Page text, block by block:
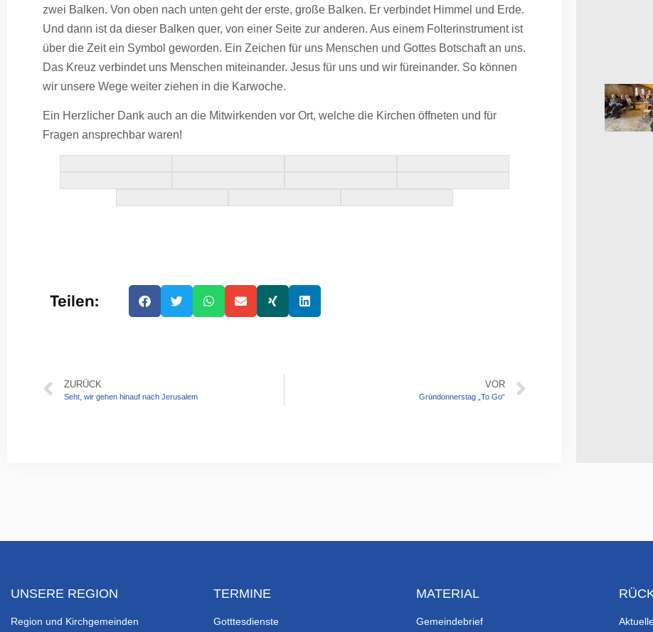
zwei Balken. Von oben nach unten geht der erste, große Balken. Er verbindet Himmel und Erde.
Und dann ist da dieser Balken quer, von einer Seite zur anderen. Aus einem Folterinstrument ist
über die Zeit ein Symbol geworden. Ein Zeichen für uns Menschen und Gottes Botschaft an uns.
Das Kreuz verbindet uns Menschen miteinander. Jesus für uns und wir füreinander. So können
wir unsere Wege weiter ziehen in die Karwoche.
Ein Herzlicher Dank auch an die Mitwirkenden vor Ort, welche die Kirchen öffneten und für
Fragen ansprechbar waren!
Teilen:
ZURÜCK
Seht, wir gehen hinauf nach Jerusalem
VOR
Gründonnerstag „To Go“
UNSERE REGION
Region und Kirchgemeinden
TERMINE
Gotttesdienste
MATERIAL
Gemeindebrief